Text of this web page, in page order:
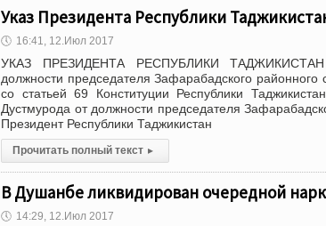
Указ Президента Республики
🕔 16:41, 12.Июл 2017
УКАЗ ПРЕЗИДЕНТА РЕСПУБЛИКИ
должности председателя Зафарабадского районного
со статьей 69 Конституции Республики
Дустмурода от должности председателя
Президент Республики Таджикистан
Прочитать полный текст ▸
В Душанбе ликвидирован очередной
🕔 14:29, 12.Июл 2017